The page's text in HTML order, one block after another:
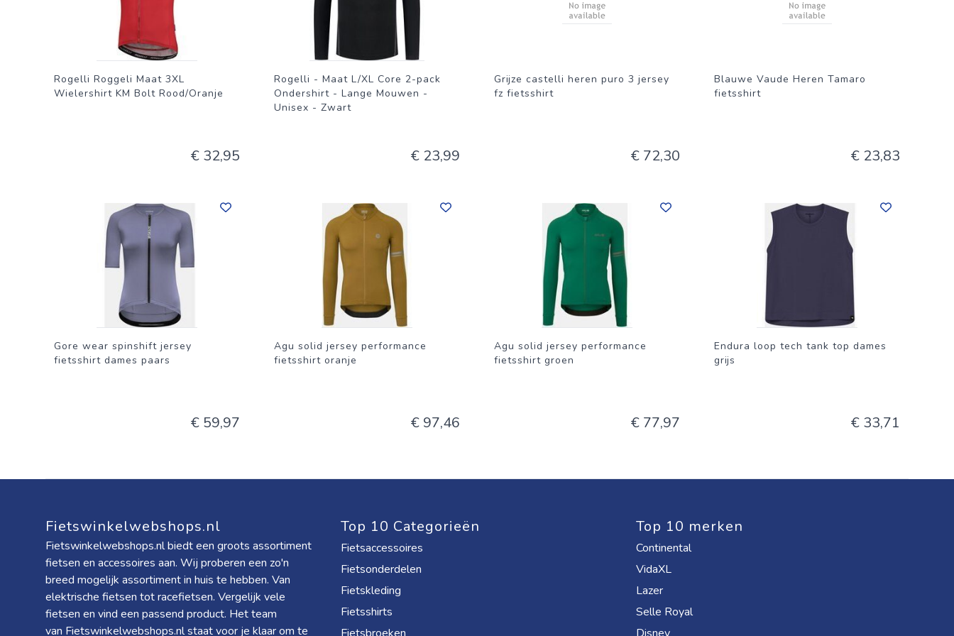
samenstelling garandeert een uitstekende vochtregulatie en temperatuurbeheersing, wat essentieel is voor langdurig
fietsplezier. Upgrade je fietsgarderobe met dit functionele en stijlvolle fietsshirt en ervaar het verschil dat kwaliteit en doordacht
design maken. Bestel vandaag nog en maak je klaar voor je volgende avontuur op de fiets!
Rogelli Roggeli Maat 3XL
Wielershirt KM Bolt Rood/Oranje
€ 32,95
Rogelli - Maat L/XL Core 2-pack
Ondershirt - Lange Mouwen -
Unisex - Zwart
€ 23,99
Grijze castelli heren puro 3 jersey
fz fietsshirt
€ 72,30
Blauwe Vaude Heren Tamaro
fietsshirt
€ 23,83
Gore wear spinshift jersey
fietsshirt dames paars
€ 59,97
Agu solid jersey performance
fietsshirt oranje
€ 97,46
Agu solid jersey performance
fietsshirt groen
€ 77,97
Endura loop tech tank top dames
grijs
€ 33,71
Fietswinkelwebshops.nl
Fietswinkelwebshops.nl biedt een groots assortiment
fietsen en accessoires aan. Wij proberen een zo'n
breed mogelijk assortiment in huis te hebben. Van
elektrische fietsen tot racefietsen. Vergelijk vele
fietsen en vind een passend product. Het team
van Fietswinkelwebshops.nl staat voor je klaar om te
Top 10 Categorieën
Fietsaccessoires
Fietsonderdelen
Fietskleding
Fietsshirts
Top 10 merken
Continental
VidaXL
Lazer
Selle Royal